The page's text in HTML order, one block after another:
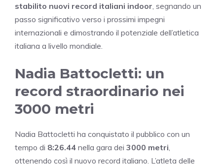
stabilito nuovi record italiani indoor , segnando un
passo significativo verso i prossimi impegni
internazionali e dimostrando il potenziale dell’atletica
italiana a livello mondiale.
Nadia Battocletti: un
record straordinario nei
3000 metri
Nadia Battocletti ha conquistato il pubblico con un
tempo di 8:26.44 nella gara dei 3000 metri
ottenendo così il nuovo record italiano. L’atleta delle